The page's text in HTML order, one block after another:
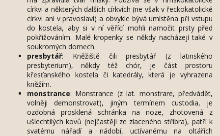
církvi a některých dalších církvích (ne však v řeckokatolické
církvi ani v pravoslaví) a obvykle bývá umístěna při vstupu
do kostela, aby si v ní věřící mohli namočit prsty před
pokřižováním. Malé kropenky se někdy nacházejí také v
soukromých domech.
presbytář: Kněžiště čili presbytář (z latinského
presbyterium), někdy též chór, je část prostoru
křesťanského kostela či katedrály, která je vyhrazena
kněžím.
monstrance: Monstrance (z lat. monstrare, předvádět,
volněji demonstrovat), jiným termínem custodia, je
ozdobná prosklená schránka na noze, zhotovená z
ušlechtilých kovů (nejčastěji ze zlaceného stříbra), patří k
svatému nářadí a nádobí, uctívanému na oltářích